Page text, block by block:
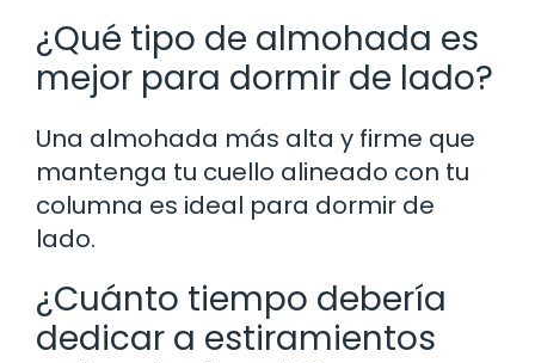
¿Qué tipo de almohada es
mejor para dormir de lado?
Una almohada más alta y firme que
mantenga tu cuello alineado con tu
columna es ideal para dormir de
lado.
¿Cuánto tiempo debería
dedicar a estiramientos